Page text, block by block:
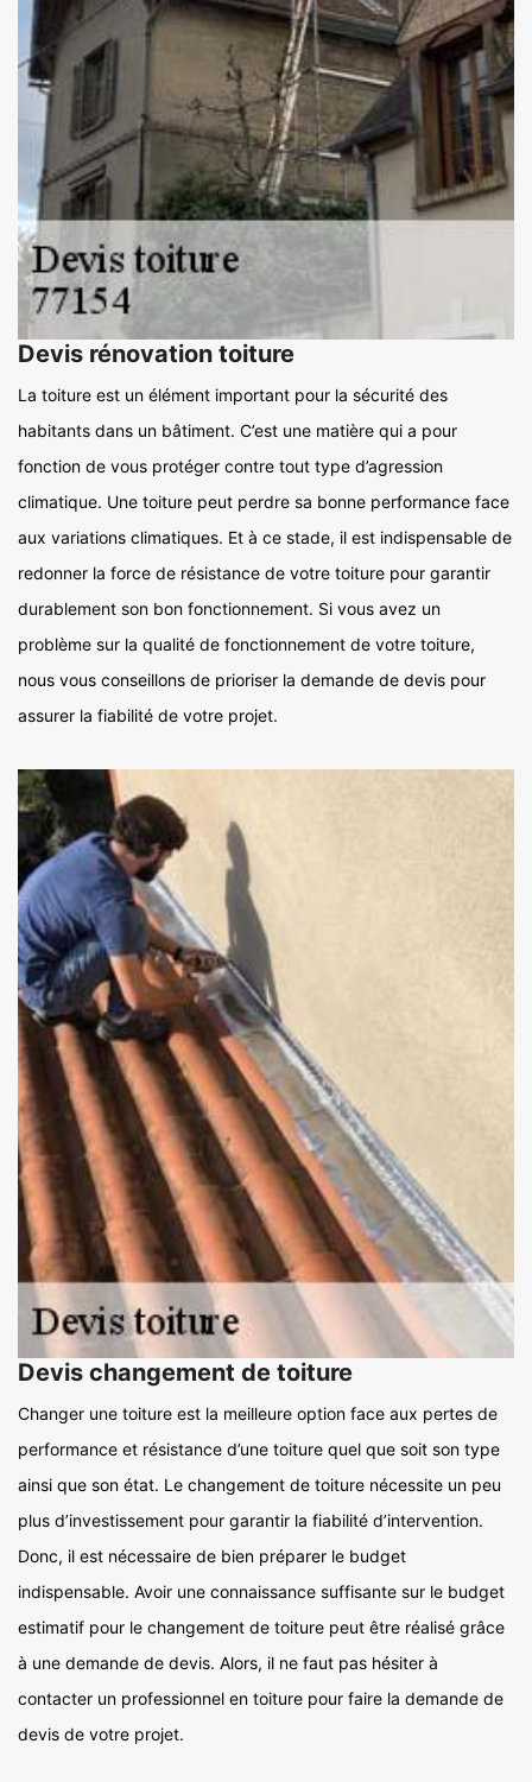
Devis rénovation toiture
La toiture est un élément important pour la sécurité des
habitants dans un bâtiment. C’est une matière qui a pour
fonction de vous protéger contre tout type d’agression
climatique. Une toiture peut perdre sa bonne performance face
aux variations climatiques. Et à ce stade, il est indispensable de
redonner la force de résistance de votre toiture pour garantir
durablement son bon fonctionnement. Si vous avez un
problème sur la qualité de fonctionnement de votre toiture,
nous vous conseillons de prioriser la demande de devis pour
assurer la fiabilité de votre projet.
Devis changement de toiture
Changer une toiture est la meilleure option face aux pertes de
performance et résistance d’une toiture quel que soit son type
ainsi que son état. Le changement de toiture nécessite un peu
plus d’investissement pour garantir la fiabilité d’intervention.
Donc, il est nécessaire de bien préparer le budget
indispensable. Avoir une connaissance suffisante sur le budget
estimatif pour le changement de toiture peut être réalisé grâce
à une demande de devis. Alors, il ne faut pas hésiter à
contacter un professionnel en toiture pour faire la demande de
devis de votre projet.